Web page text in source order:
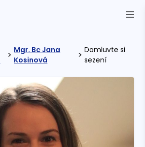
> Mgr. Bc Jana
Kosinová
> Domluvte si
sezení